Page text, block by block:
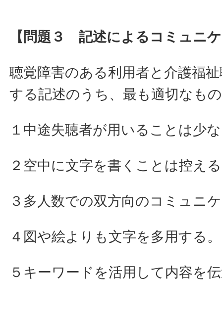
【問題３ 記述によるコミュニ
聴覚障害のある利用者と介護福
する記述のうち、最も適切なも
１中途失聴者が用いることは少
２空中に文字を書くことは控え
３多人数での双方向のコミュニ
４図や絵よりも文字を多用する。
５キーワードを活用して内容を